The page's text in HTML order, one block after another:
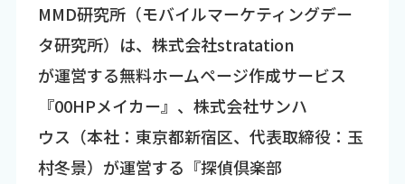
MMD研究所（モバイルマーケティングデー
タ研究所）は、株式会社stratation
が運営する無料ホームページ作成サービス
『00HPメイカー』、株式会社サンハ
ウス（本社：東京都新宿区、代表取締役：玉
村冬景）が運営する『探偵倶楽部